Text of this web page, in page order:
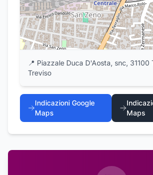
📍 Piazzale Duca D'Aosta, snc, 31100
Treviso
Indicazioni Google
Maps
Maps